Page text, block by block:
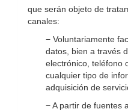
que serán objeto de
canales:
− Voluntariamente
datos, bien a través
electrónico, teléfono
cualquier tipo de
adquisición de
− A partir de fuentes